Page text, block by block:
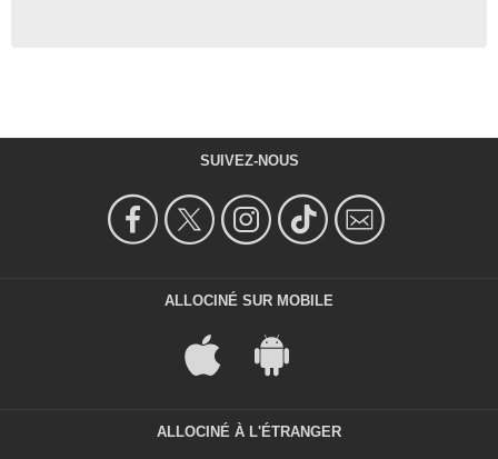
SUIVEZ-NOUS
ALLOCINÉ SUR MOBILE
ALLOCINÉ À L'ÉTRANGER